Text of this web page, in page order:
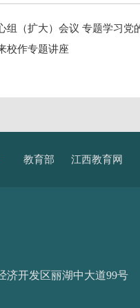
扩大）会议 专题学习党的二十届
校作专题讲座
教育部 江西教育网
济开发区丽湖中大道99号